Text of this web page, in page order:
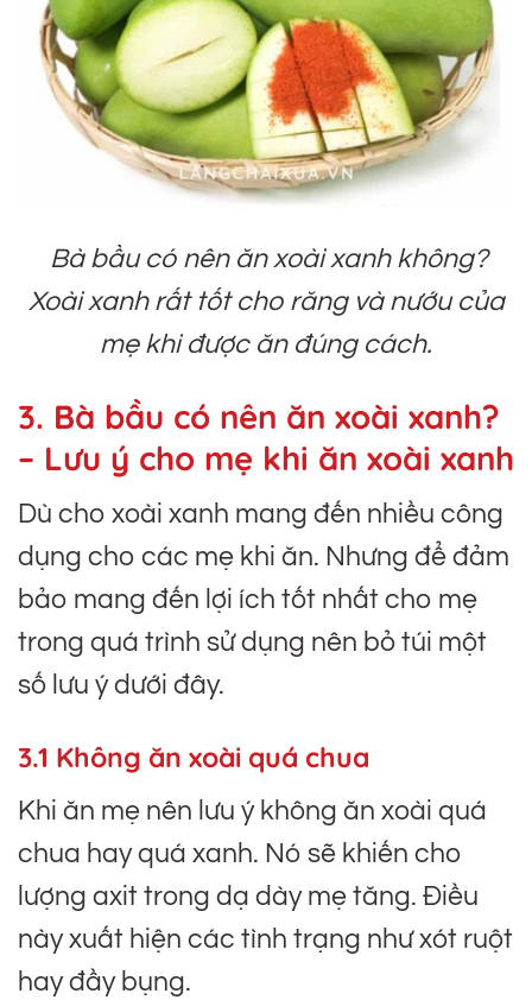
Bà bầu có nên ăn xoài xanh không?
Xoài xanh rất tốt cho răng và nướu của
mẹ khi được ăn đúng cách.
3. Bà bầu có nên ăn xoài xanh?
– Lưu ý cho mẹ khi ăn xoài xanh
Dù cho xoài xanh mang đến nhiều công
dụng cho các mẹ khi ăn. Nhưng để đảm
bảo mang đến lợi ích tốt nhất cho mẹ
trong quá trình sử dụng nên bỏ túi một
số lưu ý dưới đây.
3.1 Không ăn xoài quá chua
Khi ăn mẹ nên lưu ý không ăn xoài quá
chua hay quá xanh. Nó sẽ khiến cho
lượng axit trong dạ dày mẹ tăng. Điều
này xuất hiện các tình trạng như xót ruột
hay đầy bụng.